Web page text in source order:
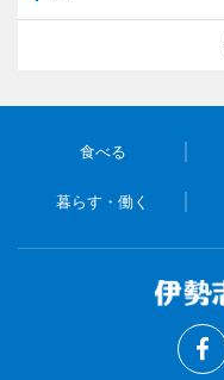
食べる
暮らす・働く